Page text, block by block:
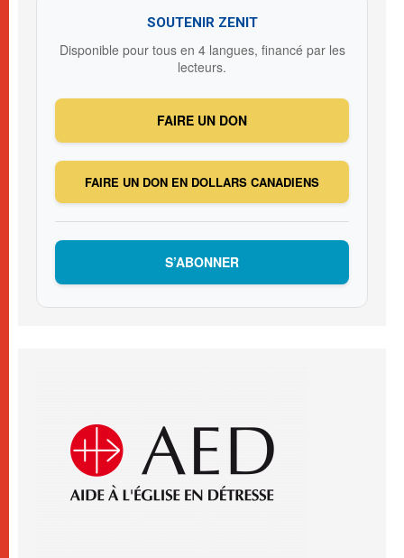
SOUTENIR ZENIT
Disponible pour tous en 4 langues, financé par les
lecteurs.
FAIRE UN DON
FAIRE UN DON EN DOLLARS CANADIENS
S’ABONNER